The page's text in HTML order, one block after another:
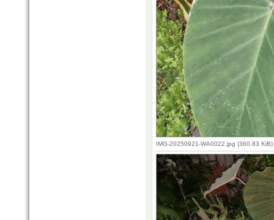
IMG-20250921-WA0022.jpg (360.83